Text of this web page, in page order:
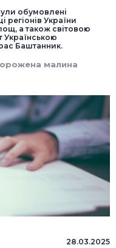
обумовлені
регіонів України
а також світовою
Українською
Баштанник.
малина
28.03.2025